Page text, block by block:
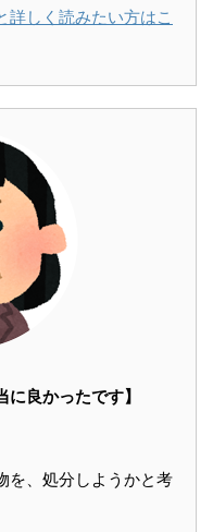
詳しく読みたい方はこ
に良かったです】
を、処分しようかと考